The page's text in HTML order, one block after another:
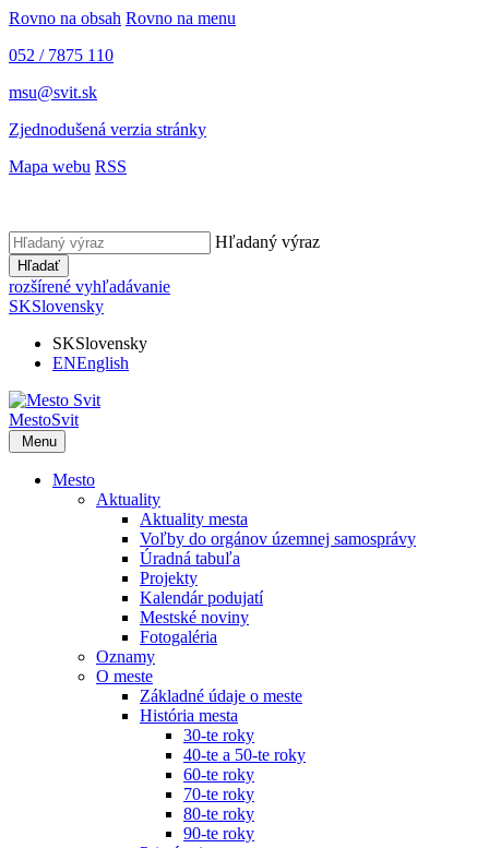
Rovno na obsah Rovno na menu
052 / 7875 110
msu@svit.sk
Zjednodušená verzia stránky
Mapa webu RSS
Hľadaný výraz
Hľadať
rozšírené vyhľadávanie
SKSlovensky
SKSlovensky
ENEnglish
MestoSvit
Menu
Mesto
Aktuality
Aktuality mesta
Voľby do orgánov územnej samosprávy
Úradná tabuľa
Projekty
Kalendár podujatí
Mestské noviny
Fotogaléria
Oznamy
O meste
Základné údaje o meste
História mesta
30-te roky
40-te a 50-te roky
60-te roky
70-te roky
80-te roky
90-te roky